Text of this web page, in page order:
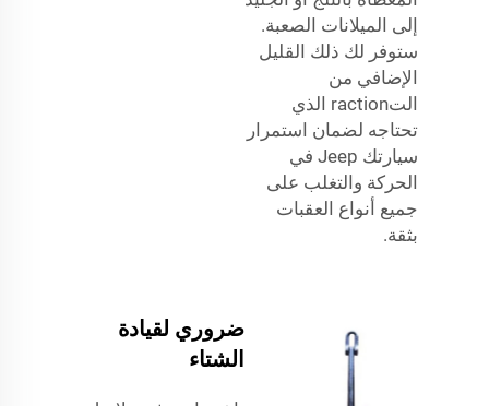
إلى الميلانات الصعبة.
ستوفر لك ذلك القليل
الإضافي من
التraction الذي
تحتاجه لضمان استمرار
سيارتك Jeep في
الحركة والتغلب على
جميع أنواع العقبات
بثقة.
ضروري لقيادة
الشتاء